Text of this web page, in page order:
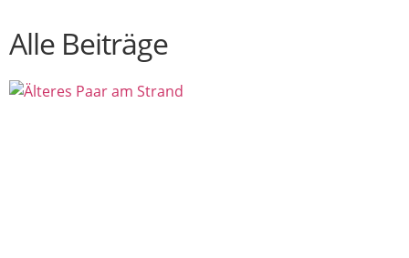
Alle Beiträge